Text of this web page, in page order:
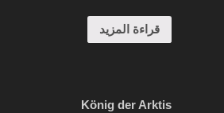
قراءة المزيد
König der Arktis